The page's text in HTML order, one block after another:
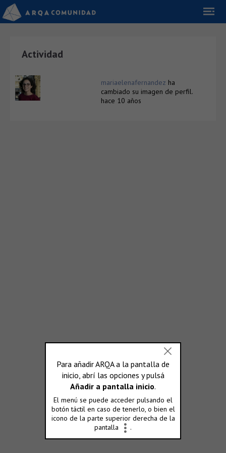
Actividad
mariaelenafernandez ha
cambiado su imagen de perfil.
hace 10 años